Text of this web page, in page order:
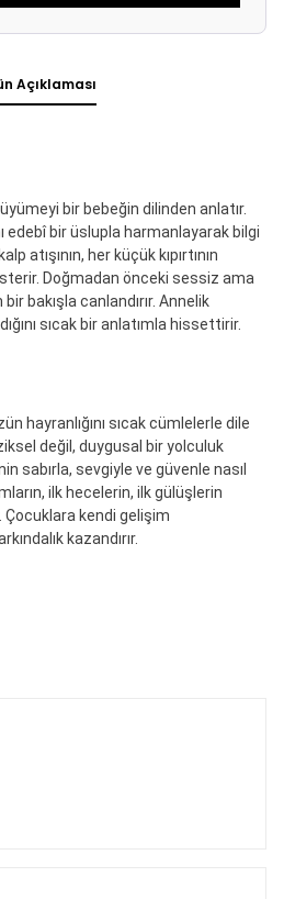
Açıklaması
bir bebeğin dilinden anlatır.
edebî bir üslupla harmanlayarak bilgi
atışının, her küçük kıpırtının
Doğmadan önceki sessiz ama
bakışla canlandırır. Annelik
sıcak bir anlatımla hissettirir.
hayranlığını sıcak cümlelerle dile
değil, duygusal bir yolculuk
sabırla, sevgiyle ve güvenle nasıl
ilk hecelerin, ilk gülüşlerin
kendi gelişim
kazandırır.